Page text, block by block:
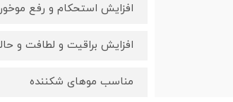
افزایش استحکام و رفع
افزایش براقیت و لطافت و
مناسب موهای شکننده